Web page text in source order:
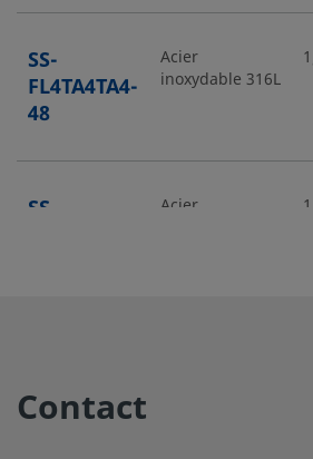
SS-
FL4TA4TA4-
48
Acier
inoxydable 316L
SS-
Acier
24
Contact